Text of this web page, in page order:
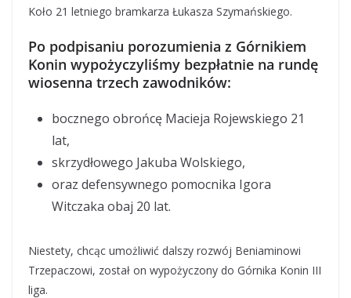
Koło 21 letniego bramkarza Łukasza Szymańskiego.
Po podpisaniu porozumienia z Górnikiem
Konin wypożyczyliśmy bezpłatnie na rundę
wiosenna trzech zawodników:
bocznego obrońcę Macieja Rojewskiego 21
lat,
skrzydłowego Jakuba Wolskiego,
oraz defensywnego pomocnika Igora
Witczaka obaj 20 lat.
Niestety, chcąc umożliwić dalszy rozwój Beniaminowi
Trzepaczowi, został on wypożyczony do Górnika Konin III
liga.